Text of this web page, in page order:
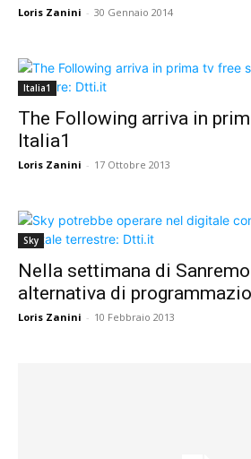
Loris Zanini - 30 Gennaio 2014
Italia1
The Following arriva in
Italia1
Loris Zanini - 17 Ottobre 2013
Sky
Nella settimana di
alternativa di
Loris Zanini - 10 Febbraio 2013